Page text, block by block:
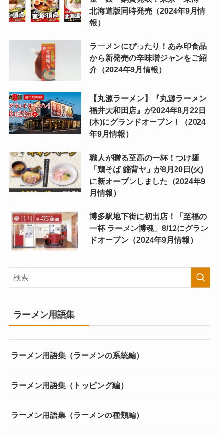
北海道版同時発売（2024年9月情
報）
ラーメンにぴったり！あみ印食品
から新発売の辛味噌ジャンをご紹
介（2024年9月情報）
【丸源ラーメン】『丸源ラーメン
福井大和田店』が2024年8月22日
(木)にグランドオープン！（2024
年9月情報）
職人が贈る至高の一杯！つけ麺
「鶏そば 鯔背ヤ」が8月20日(火)
に新オープンしました（2024年9
月情報）
博多駅地下街に初出店！「至福の
一杯 ラーメン博魂」8/12にグラン
ドオープン（2024年9月情報）
ラーメン用語集
ラーメン用語集（ラーメンの系統編）
ラーメン用語集（トッピング編）
ラーメン用語集（ラーメンの種類編）